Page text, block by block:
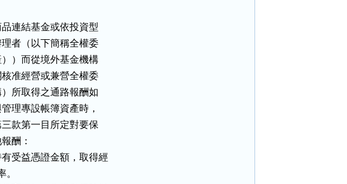
品連結基金或依投資型
理者（以下簡稱全權委
））而從境外基金機構
核准經營或兼營全權委
）所取得之通路報酬如
理專設帳簿資產時，
三款第一目所定對要保
酬：
受益憑證金額，取得經
。